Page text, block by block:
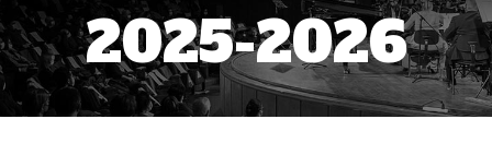
2025-2026